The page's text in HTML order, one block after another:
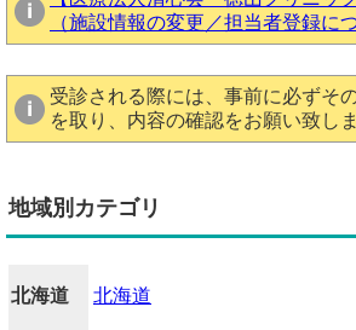
（施設情報の変更／担当者登録に
受診される際には、事前に必ずそ
を取り、内容の確認をお願い致しま
地域別カテゴリ
北海道 北海道